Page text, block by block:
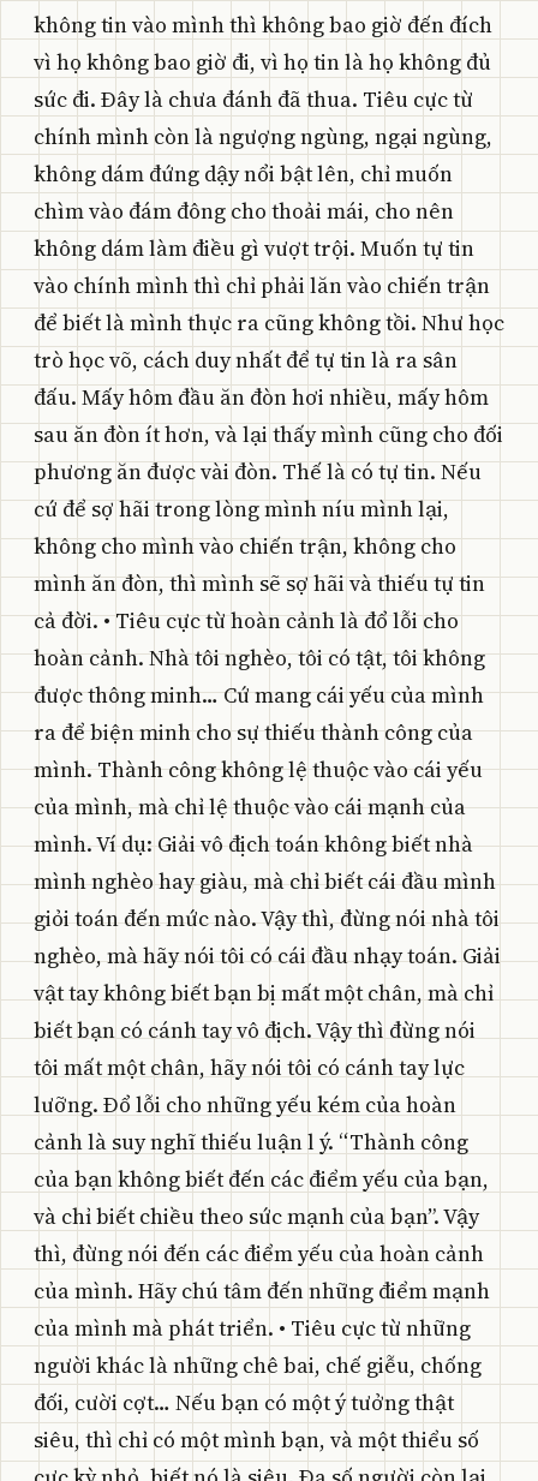
không tin vào mình thì không bao giờ đến đích
vì họ không bao giờ đi, vì họ tin là họ không đủ
sức đi. Đây là chưa đánh đã thua. Tiêu cực từ
chính mình còn là ngượng ngùng, ngại ngùng,
không dám đứng dậy nổi bật lên, chỉ muốn
chìm vào đám đông cho thoải mái, cho nên
không dám làm điều gì vượt trội. Muốn tự tin
vào chính mình thì chỉ phải lăn vào chiến trận
để biết là mình thực ra cũng không tồi. Như học
trò học võ, cách duy nhất để tự tin là ra sân
đấu. Mấy hôm đầu ăn đòn hơi nhiều, mấy hôm
sau ăn đòn ít hơn, và lại thấy mình cũng cho đối
phương ăn được vài đòn. Thế là có tự tin. Nếu
cứ để sợ hãi trong lòng mình níu mình lại,
không cho mình vào chiến trận, không cho
mình ăn đòn, thì mình sẽ sợ hãi và thiếu tự tin
cả đời. • Tiêu cực từ hoàn cảnh là đổ lỗi cho
hoàn cảnh. Nhà tôi nghèo, tôi có tật, tôi không
được thông minh… Cứ mang cái yếu của mình
ra để biện minh cho sự thiếu thành công của
mình. Thành công không lệ thuộc vào cái yếu
của mình, mà chỉ lệ thuộc vào cái mạnh của
mình. Ví dụ: Giải vô địch toán không biết nhà
mình nghèo hay giàu, mà chỉ biết cái đầu mình
giỏi toán đến mức nào. Vậy thì, đừng nói nhà tôi
nghèo, mà hãy nói tôi có cái đầu nhạy toán. Giải
vật tay không biết bạn bị mất một chân, mà chỉ
biết bạn có cánh tay vô địch. Vậy thì đừng nói
tôi mất một chân, hãy nói tôi có cánh tay lực
lưỡng. Đổ lỗi cho những yếu kém của hoàn
cảnh là suy nghĩ thiếu luận l ý. “Thành công
của bạn không biết đến các điểm yếu của bạn,
và chỉ biết chiều theo sức mạnh của bạn”. Vậy
thì, đừng nói đến các điểm yếu của hoàn cảnh
của mình. Hãy chú tâm đến những điểm mạnh
của mình mà phát triển. • Tiêu cực từ những
người khác là những chê bai, chế giễu, chống
đối, cười cợt… Nếu bạn có một ý tưởng thật
siêu, thì chỉ có một mình bạn, và một thiểu số